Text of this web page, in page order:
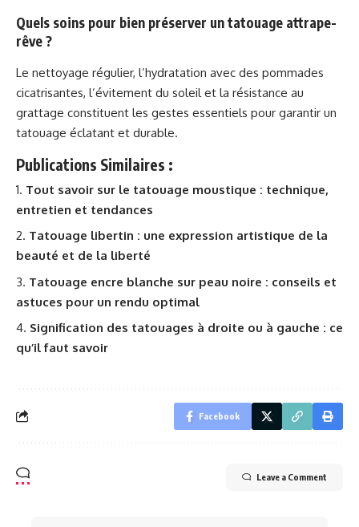
Quels soins pour bien préserver un tatouage attrape-
rêve ?
Le nettoyage régulier, l’hydratation avec des pommades
cicatrisantes, l’évitement du soleil et la résistance au
grattage constituent les gestes essentiels pour garantir un
tatouage éclatant et durable.
Publications Similaires :
Tout savoir sur le tatouage moustique : technique,
entretien et tendances
Tatouage libertin : une expression artistique de la
beauté et de la liberté
Tatouage encre blanche sur peau noire : conseils et
astuces pour un rendu optimal
Signification des tatouages à droite ou à gauche : ce
qu’il faut savoir
Facebook
Leave a Comment